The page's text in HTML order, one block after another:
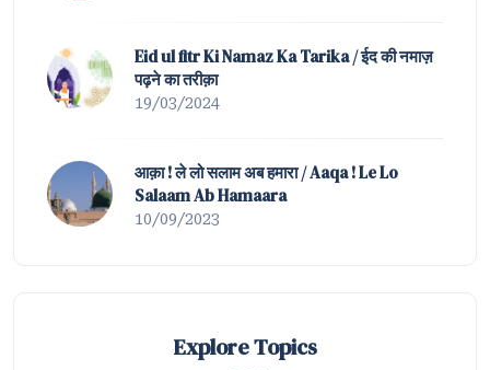
Eid ul fitr Ki Namaz Ka Tarika / ईद की नमाज़
पढ़ने का तरीक़ा
19/03/2024
आक़ा ! ले लो सलाम अब हमारा / Aaqa ! Le Lo
Salaam Ab Hamaara
10/09/2023
Explore Topics